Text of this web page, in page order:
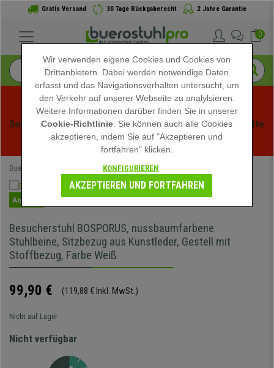
Gratis Versand 30 Tage Rückgaberecht 2 Jahre Garantie
0
Sommerschlussverauf bei buerstuhlpro! Exklusive Rabatte
für kurze Zeit - Aktion ansehen -
Buerostuhlpro Konferenzstühle
Angebot
Besucherstuhl BOSPORUS, nussbaumfarbene
Stuhlbeine, Sitzbezug aus Kunstleder, Gestell mit
Stoffbezug, Farbe Weiß
99,90 € (119,88 € Inkl. MwSt.)
Nicht auf Lager
Nicht verfügbar
Wir verwenden eigene Cookies und Cookies von
Drittanbietern. Dabei werden notwendige Daten
erfasst und das Navigationsverhalten untersucht, um
den Verkehr auf unserer Webseite zu analylsieren.
Weitere Informationen darüber finden Sie in unserer
Cookie-Richtlinie . Sie können auch alle Cookies
akzeptieren, indem Sie auf "Akzeptieren und
fortfahren" klicken.
KONFIGURIEREN
AKZEPTIEREN UND FORTFAHREN